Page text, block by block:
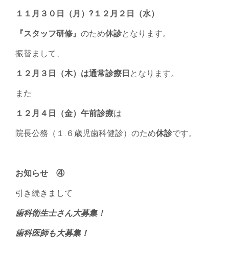
１１月３０日（月）?１２月２日（水）
『スタッフ研修』 のため休診となります。
振替まして、
１２月３日（木）は通常診療日 となります。
また
１２月４日（金）午前診療は
院長公務（１.６歳児歯科健診）のため休診です。
お知らせ ④
引き続きまして
歯科衛生士さん大募集！
歯科医師も大募集！